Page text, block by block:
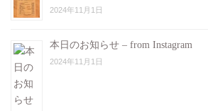
2024年11月1日
本日のお知らせ – from Instagram
2024年11月1日